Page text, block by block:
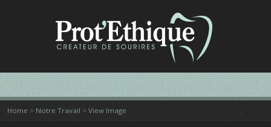
Home > Notre Travail > View Image